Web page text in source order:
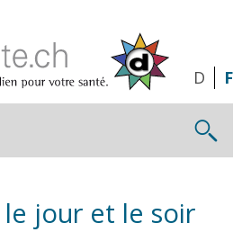
D F
jour et le soir